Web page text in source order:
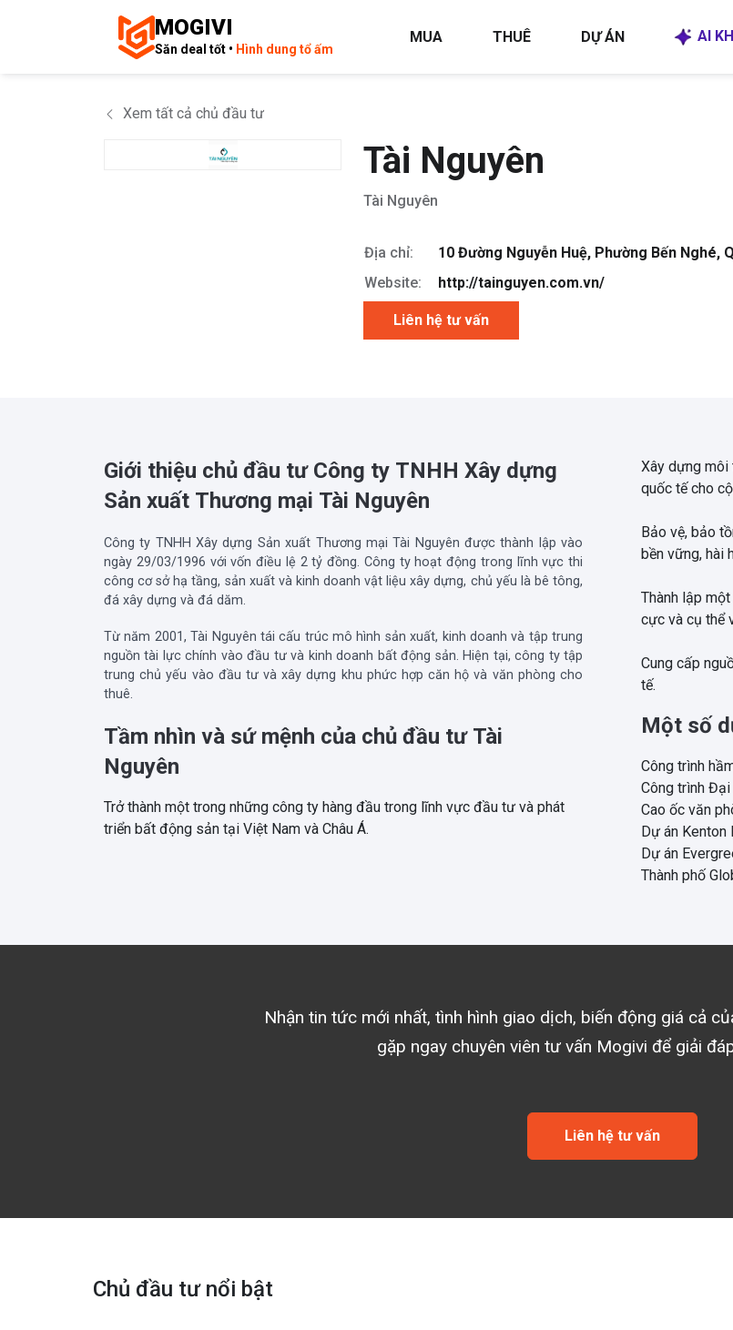
MOGIVI
Săn deal tốt • Hình dung tổ ấm
MUA THUÊ DỰ ÁN AI
Xem tất cả chủ đầu tư
Tài Nguyên
Tài Nguyên
Địa chỉ:
10 Đường Nguyễn Huệ, Phường Bến Nghé,
Website:
http://tainguyen.com.vn/
Liên hệ tư vấn
Giới thiệu chủ đầu tư Công ty TNHH Xây dựng
Sản xuất Thương mại Tài Nguyên
Công ty TNHH Xây dựng Sản xuất Thương mại Tài Nguyên được thành lập vào
ngày 29/03/1996 với vốn điều lệ 2 tỷ đồng. Công ty hoạt động trong lĩnh vực thi
công cơ sở hạ tầng, sản xuất và kinh doanh vật liệu xây dựng, chủ yếu là bê tông,
đá xây dựng và đá dăm.
Từ năm 2001, Tài Nguyên tái cấu trúc mô hình sản xuất, kinh doanh và tập trung
nguồn tài lực chính vào đầu tư và kinh doanh bất động sản. Hiện tại, công ty tập
trung chủ yếu vào đầu tư và xây dựng khu phức hợp căn hộ và văn phòng cho
thuê.
Tầm nhìn và sứ mệnh của chủ đầu tư Tài
Nguyên
Trở thành một trong những công ty hàng đầu trong lĩnh vực đầu tư và phát
triển bất động sản tại Việt Nam và Châu Á.
Xây dựng môi
quốc tế cho
Bảo vệ, bảo
bền vững, hài
Thành lập
cực và cụ thể
Cung cấp
tế.
Một số
Công trình
Công trình Đại
Cao ốc văn
Dự án Kenton
Dự án
Thành phố
Nhận tin tức mới nhất, tình hình giao dịch, biến động giá cả
gặp ngay chuyên viên tư vấn Mogivi để giải
Liên hệ tư vấn
Chủ đầu tư nổi bật